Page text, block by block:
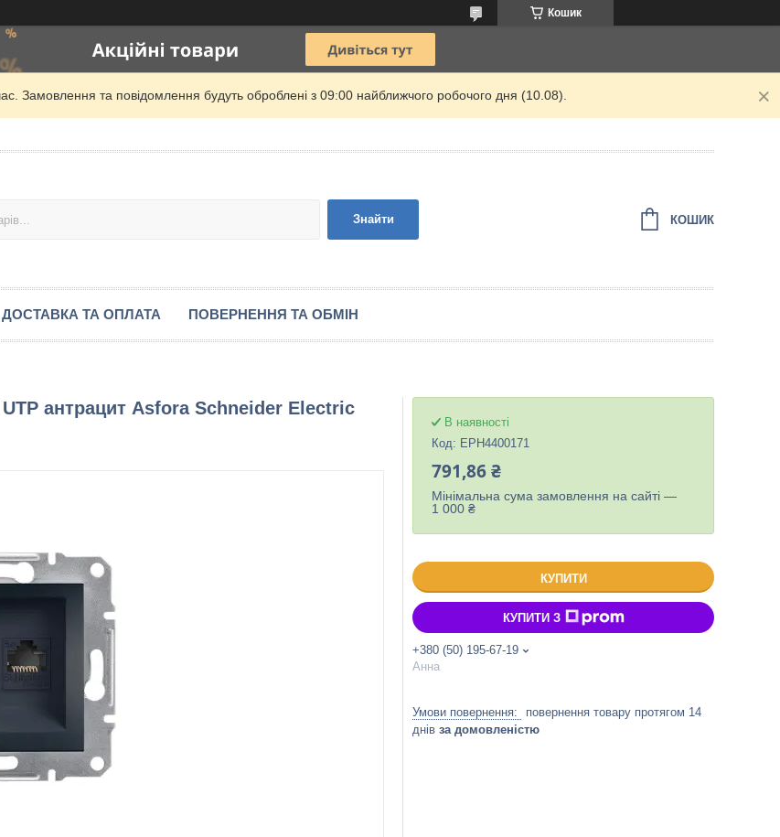
Кошик
Замовлення та повідомлення будуть оброблені з 09:00 найближчого робочого дня (10.08).
Знайти КОШИК
ДОСТАВКА ТА ОПЛАТА ПОВЕРНЕННЯ ТА ОБМІН
антрацит Asfora Schneider Electric
В наявності
Код: EPH4400171
791,86 ₴
Мінімальна сума замовлення на сайті —
1 000 ₴
КУПИТИ
КУПИТИ З
+380 (50) 195-67-19
Анна
повернення товару протягом 14
днів за домовленістю